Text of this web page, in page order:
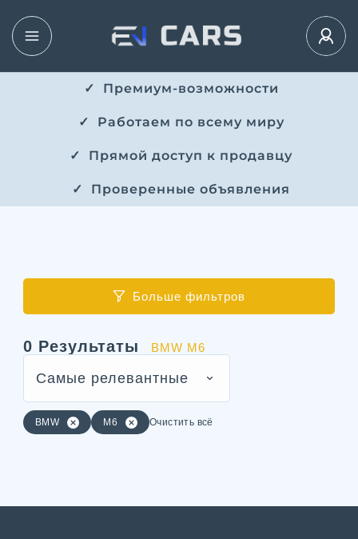
✓ ​​ Премиум-возможности
✓ ​ Работаем по всему миру
✓ ​ Прямой доступ к продавцу
✓ ​ Проверенные объявления
Больше фильтров
0 Результаты BMW M6
Самые релевантные
BMW M6 Очистить всё